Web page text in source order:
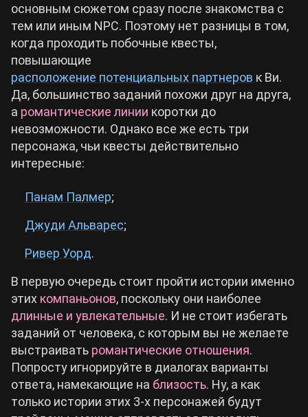
основным сюжетом сразу после знакомства с
тем или иным NPC. Поэтому нет разницы в том,
когда проходить побочные квесты,
повышающие
расположение потенциальных партнеров к Ви.
Да, большинство заданий похожи друг на друга,
а романтические линии коротки до
невозможности. Однако все же есть три
персонажа, чьи квесты действительно
интересные:
Панам Палмер;
Джуди Альварес;
Ривер Уорд.
В первую очередь стоит пройти истории именно
этих компаньонов, поскольку они наиболее
длинные и увлекательные. И не стоит избегать
заданий от человека, с которым вы не желаете
выстраивать романтические отношения.
Попросту игнорируйте в диалогах варианты
ответа, намекающие на близость. Ну, а как
только истории этих 3-х персонажей будут